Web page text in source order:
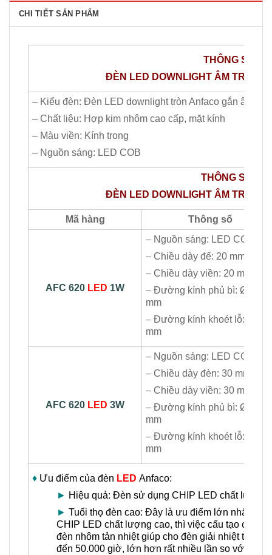
CHI TIẾT SẢN PHẨM
THÔNG​ SỐ
ĐÈN LED DOWNLIGHT ÂM TRẦN
– Kiểu đèn: Đèn LED downlight tròn Anfaco gắn âm trần
– Chất liệu: Hợp kim nhôm cao cấp, mặt kính
– Màu viền: Kính trong
– Nguồn sáng: LED COB
THÔNG​ SỐ
ĐÈN LED DOWNLIGHT ÂM TRẦN
Mã hàng Thông số
AFC 620 LED 1W
– Nguồn sáng: LED COB
– Chiều dày đế: 20 mm
– Chiều dày viền: 20 mm
– Đường kính phủ bì: Ø45
mm
– Đường kính khoét lỗ: Ø35
mm
AFC 620 LED 3W
– Nguồn sáng: LED COB
– Chiều dày đèn: 30 mm
– Chiều dày viền: 30 mm
– Đường kính phủ bì: Ø70
mm
– Đường kính khoét lỗ: Ø60
mm
♦ Ưu điểm của đèn LED Anfaco:
► Hiệu quả: Đèn sử dụng CHIP LED chất lượng
► Tuổi thọ đèn cao: Đây là ưu điểm lớn nhất
CHIP LED chất lượng cao, thì việc cấu tạo của
đèn nhôm tản nhiệt giúp cho đèn giải nhiệt tốt, từ
đến 50.000 giờ, lớn hơn rất nhiều lần so với